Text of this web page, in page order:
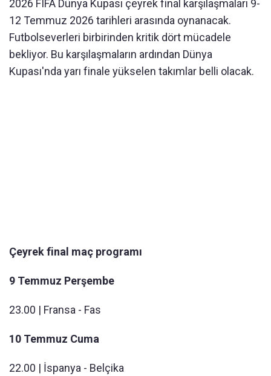
2026 FIFA Dünya Kupası çeyrek final karşılaşmaları 9-
12 Temmuz 2026 tarihleri arasında oynanacak.
Futbolseverleri birbirinden kritik dört mücadele
bekliyor. Bu karşılaşmaların ardından Dünya
Kupası'nda yarı finale yükselen takımlar belli olacak.
Çeyrek final maç programı
9 Temmuz Perşembe
23.00 | Fransa - Fas
10 Temmuz Cuma
22.00 | İspanya - Belçika